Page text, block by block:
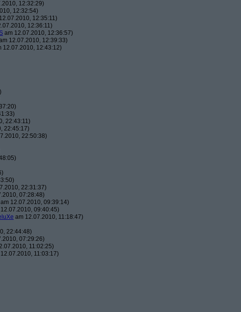
12:32:29)
12:32:54)
12:35:11)
12:36:11)
am 12.07.2010, 12:36:57)
12.07.2010, 12:39:33)
12.07.2010, 12:43:12)
22:43:11)
22:45:17)
22:50:38)
22:31:37)
07:28:48)
am 12.07.2010, 09:39:14)
09:40:45)
am 12.07.2010, 11:18:47)
22:44:48)
07:29:26)
11:02:25)
11:03:17)